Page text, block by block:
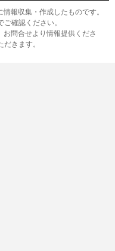
報収集・作成したものです。
確認ください。
問合せより情報提供くださ
きます。